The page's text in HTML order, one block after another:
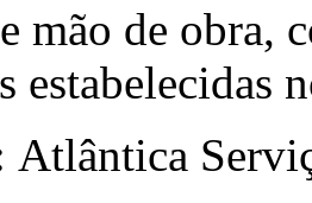
mão de obra,
estabelecidas
Atlântica